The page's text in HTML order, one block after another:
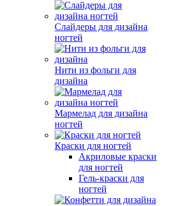
Слайдеры для дизайна
ногтей
Нити из фольги для
дизайна
Мармелад для дизайна
ногтей
Краски для ногтей
Акриловые краски
для ногтей
Гель-краски для
ногтей